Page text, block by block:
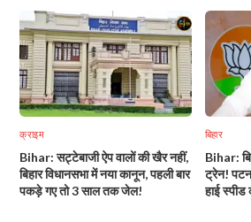
क्राइम
Bihar: सट्टेबाजी ऐप वालों की खैर नहीं,
बिहार विधानसभा में नया कानून, पहली बार
पकड़े गए तो 3 साल तक जेल!
बिहार
Bihar:
ट्रेन!
हाई स्पीड